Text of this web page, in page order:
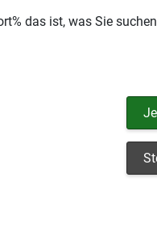
das ist, was Sie